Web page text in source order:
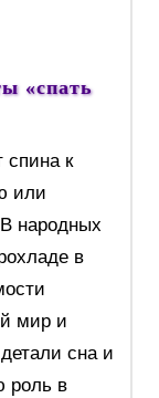
«спать
спина к
или
народных
в
мир и
сна и
роль в